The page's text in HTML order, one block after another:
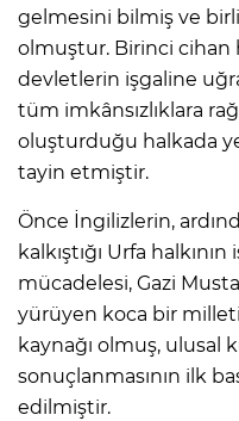
gelmesini bilmiş ve
olmuştur. Birinci cihan
devletlerin işgaline
tüm imkânsızlıklara
oluşturduğu halkada
tayin etmiştir.
Önce İngilizlerin,
kalkıştığı Urfa
mücadelesi, Gazi
yürüyen koca bir
kaynağı olmuş, ulusal
sonuçlanmasının ilk
edilmiştir.